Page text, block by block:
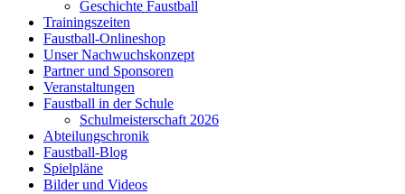
Geschichte Faustball
Trainingszeiten
Faustball-Onlineshop
Unser Nachwuchskonzept
Partner und Sponsoren
Veranstaltungen
Faustball in der Schule
Schulmeisterschaft 2026
Abteilungschronik
Faustball-Blog
Spielpläne
Bilder und Videos